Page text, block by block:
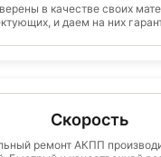
в качестве своих
и даем на них
Скорость
ремонт АКПП